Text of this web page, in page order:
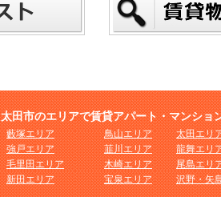
太田市のエリアで賃貸アパート・マンショ
藪塚エリア
強戸エリア
毛里田エリア
新田エリア
鳥山エリア
韮川エリア
木崎エリア
宝泉エリア
太田エリ
龍舞エリ
尾島エリ
沢野・矢